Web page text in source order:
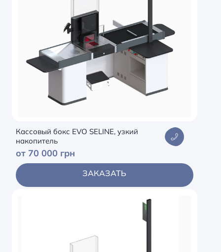
Кассовый бокс EVO SELINE, узкий
накопитель
от 70 000 грн
ЗАКАЗАТЬ